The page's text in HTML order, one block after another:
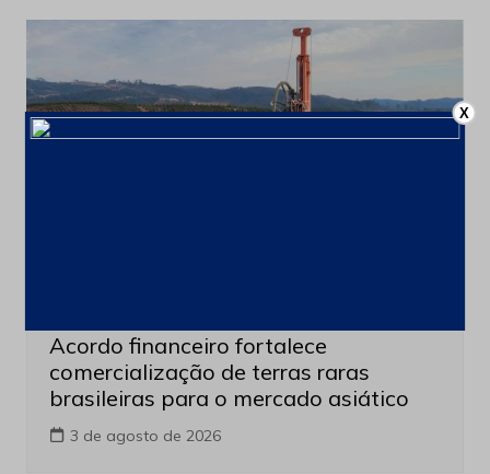
Acordo financeiro fortalece
comercialização de terras raras
brasileiras para o mercado asiático
3 de agosto de 2026
X